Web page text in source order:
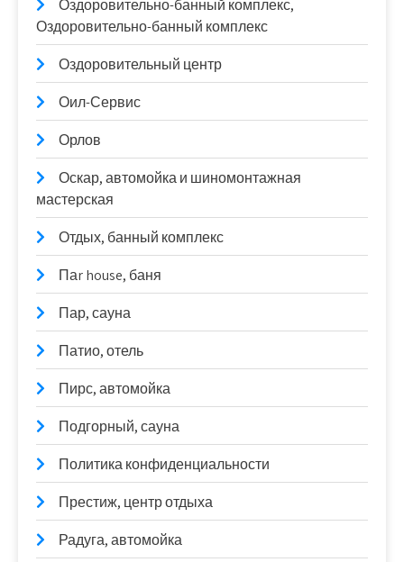
Оздоровительно-банный комплекс,
Оздоровительно-банный комплекс
Оздоровительный центр
Оил-Сервис
Орлов
Оскар, автомойка и шиномонтажная
мастерская
Отдых, банный комплекс
Паr house, баня
Пар, сауна
Патио, отель
Пирс, автомойка
Подгорный, сауна
Политика конфиденциальности
Престиж, центр отдыха
Радуга, автомойка